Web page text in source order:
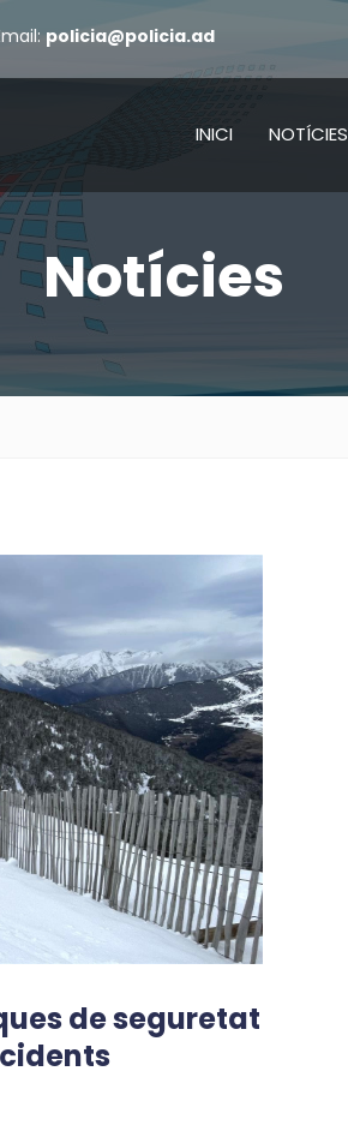
policia@policia.ad
INICI NOTÍCIES
Notícies
de seguretat